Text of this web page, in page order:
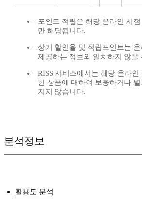
포인트 적립은 해당 온라인 서
만 해당됩니다.
상기 할인율 및 적립포인트는 온
제공하는 정보와 일치하지 않을
RISS 서비스에서는 해당 온라인
한 상품에 대하여 보증하거나
지지 않습니다.
분석정보
활용도 분석